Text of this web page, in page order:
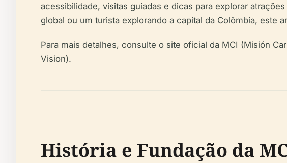
acessibilidade, visitas guiadas e dicas para explorar
global ou um turista explorando a capital da Colômbia, este
Para mais detalhes, consulte o site oficial da MCI (Misión
Vision).
História e Fundação da